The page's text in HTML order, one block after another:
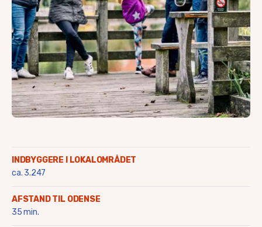
Saltofte
Skalbjerg & Magtenbølle
Skallebølle
Skydebjerg
Søby
Søllested & Vedtofte
Thorøhuse
Tommerup & Tommerup
Turup
INDBYGGERE I LOKALOMRÅDET
ca. 3.247
AFSTAND TIL ODENSE
35 min.